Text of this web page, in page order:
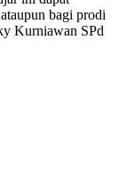
bagi prodi
Kurniawan SPd